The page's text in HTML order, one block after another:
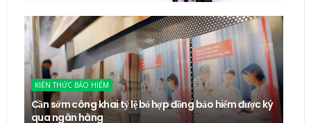
KIẾN THỨC BẢO HIỂM
Cần sớm công khai tỷ lệ bỏ hợp đồng bảo hiểm được ký
qua ngân hàng